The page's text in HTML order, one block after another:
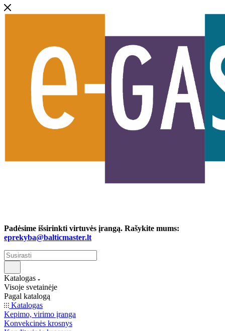
Padėsime išsirinkti virtuvės įrangą. Rašykite mums:
eprekyba@balticmaster.lt
Katalogas
Visoje svetainėje
Pagal katalogą
Katalogas
Kepimo, virimo įranga
Konvekcinės krosnys